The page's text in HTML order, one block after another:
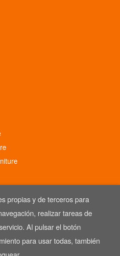
de hostelería. Las Imágenes de
propias y de terceros para
realizar tareas de
Al pulsar el botón
para usar todas, también